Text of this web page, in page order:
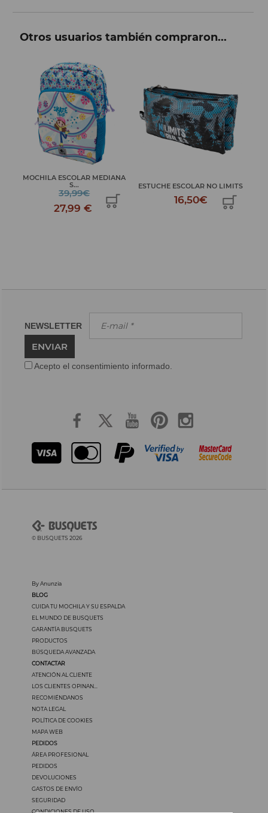
Otros usuarios también compraron...
MOCHILA ESCOLAR MEDIANA
S...
39,99€
27,99 €
ESTUCHE ESCOLAR NO LIMITS
16,50€
NEWSLETTER
ENVIAR
Acepto el consentimiento informado.
© BUSQUETS 2026
By Anunzia
BLOG
CUIDA TU MOCHILA Y SU ESPALDA
EL MUNDO DE BUSQUETS
GARANTÍA BUSQUETS
PRODUCTOS
BÚSQUEDA AVANZADA
CONTACTAR
ATENCIÓN AL CLIENTE
LOS CLIENTES OPINAN...
RECOMIÉNDANOS
NOTA LEGAL
POLÍTICA DE COOKIES
MAPA WEB
PEDIDOS
ÁREA PROFESIONAL
PEDIDOS
DEVOLUCIONES
GASTOS DE ENVÍO
SEGURIDAD
CONDICIONES DE USO